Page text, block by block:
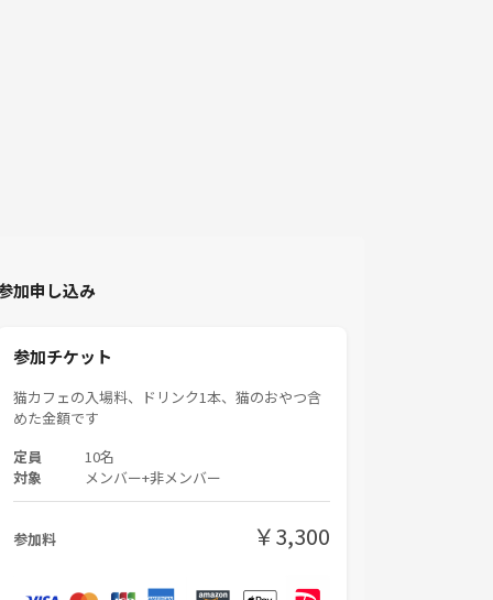
加申し込み
参加チケット
猫カフェの入場料、ドリンク1本、猫のおやつ含
めた金額です
定員 10名
対象 メンバー+非メンバー
参加料 ￥3,300